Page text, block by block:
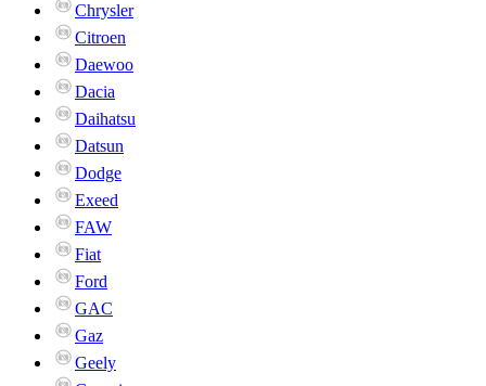
Chrysler
Citroen
Daewoo
Dacia
Daihatsu
Datsun
Dodge
Exeed
FAW
Fiat
Ford
GAC
Gaz
Geely